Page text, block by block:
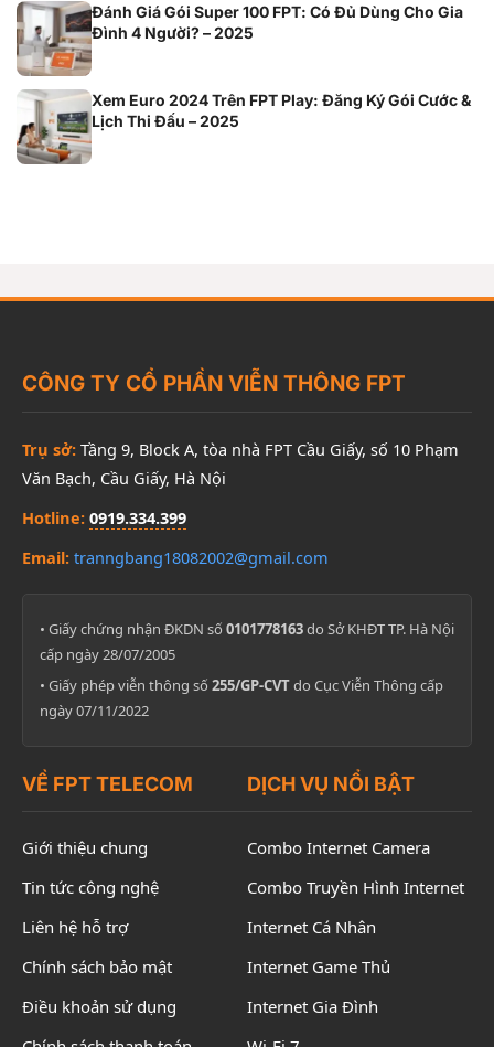
Đánh Giá Gói Super 100 FPT: Có Đủ Dùng Cho Gia
Đình 4 Người? – 2025
Xem Euro 2024 Trên FPT Play: Đăng Ký Gói Cước &
Lịch Thi Đấu – 2025
CÔNG TY CỔ PHẦN VIỄN THÔNG FPT
Trụ sở: Tầng 9, Block A, tòa nhà FPT Cầu Giấy, số 10 Phạm
Văn Bạch, Cầu Giấy, Hà Nội
Hotline: 0919.334.399
Email: tranngbang18082002@gmail.com
• Giấy chứng nhận ĐKDN số 0101778163do Sở KHĐT TP. Hà Nội
cấp ngày 28/07/2005
• Giấy phép viễn thông số 255/GP-CVTdo Cục Viễn Thông cấp
ngày 07/11/2022
VỀ FPT TELECOM
Giới thiệu chung
Tin tức công nghệ
Liên hệ hỗ trợ
Chính sách bảo mật
Điều khoản sử dụng
DỊCH VỤ NỔI BẬT
Combo Internet Camera
Combo Truyền Hình Internet
Internet Cá Nhân
Internet Game Thủ
Internet Gia Đình